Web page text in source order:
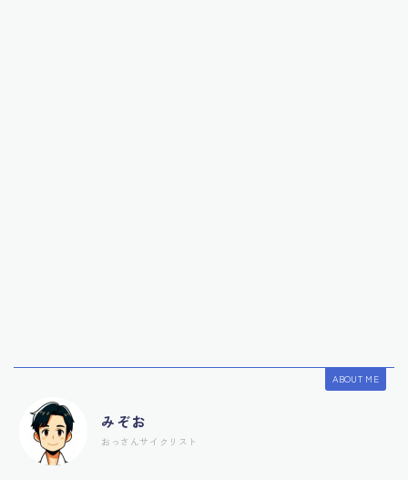
ABOUT ME
みぞお
おっさんサイクリスト